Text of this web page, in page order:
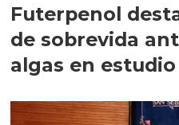
Futerpenol
de sobrevida
algas en